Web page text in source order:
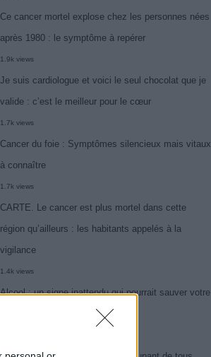
Ce cancer mortel explose chez les personnes nées
après 1980 : le symptôme à repérer
1.9k views
Je suis cardiologue et voici le seul chocolat que je
valide : c’est le meilleur pour le cœur
1.7k views
Cancer du foie : Symptômes silencieux mais vitaux
à connaître
1.7k views
CARTE. Le cancer est plus mortel dans cette
région qu’ailleurs : les habitants appelés à la
vigilance
1.4k views
Alcool : un signe inattendu qui pourrait sauver votre